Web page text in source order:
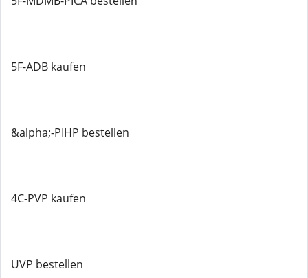
5F-ADB kaufen
&alpha;-PIHP bestellen
4C-PVP kaufen
UVP bestellen